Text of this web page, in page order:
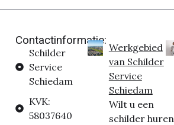
Contactinformatie:
Schilder
Service
Schiedam
KVK:
58037640
Werkgebied
van Schilder
Service
Schiedam
Wilt u een
schilder huren